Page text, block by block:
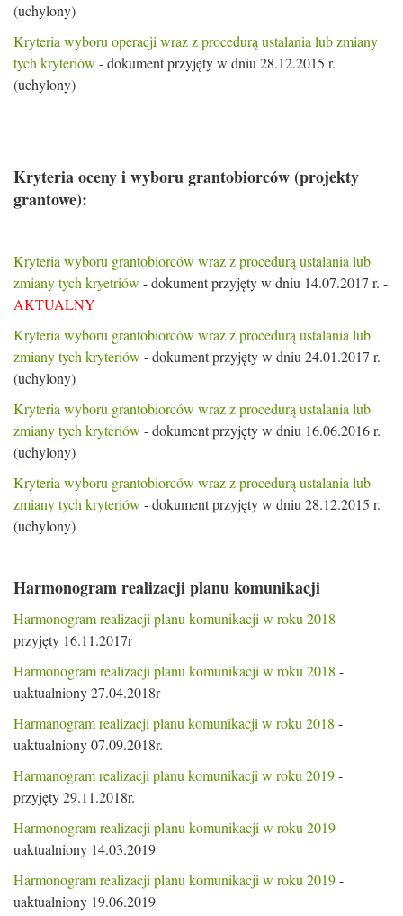
(uchylony)
Kryteria wyboru operacji wraz z procedurą ustalania lub zmiany
tych kryteriów - dokument przyjęty w dniu 28.12.2015 r.
(uchylony)
Kryteria oceny i wyboru grantobiorców (projekty
grantowe):
Kryteria wyboru grantobiorców wraz z procedurą ustalania lub
zmiany tych kryetriów - dokument przyjęty w dniu 14.07.2017 r. -
AKTUALNY
Kryteria wyboru grantobiorców wraz z procedurą ustalania lub
zmiany tych kryteriów - dokument przyjęty w dniu 24.01.2017 r.
(uchylony)
Kryteria wyboru grantobiorców wraz z procedurą ustalania lub
zmiany tych kryteriów - dokument przyjęty w dniu 16.06.2016 r.
(uchylony)
Kryteria wyboru grantobiorców wraz z procedurą ustalania lub
zmiany tych kryteriów - dokument przyjęty w dniu 28.12.2015 r.
(uchylony)
Harmonogram realizacji planu komunikacji
Harmonogram realizacji planu komunikacji w roku 2018 -
przyjęty 16.11.2017r
Harmonogram realizacji planu komunikacji w roku 2018 -
uaktualniony 27.04.2018r
Harmanogram realizacji planu komunikacji w roku 2018 -
uaktualniony 07.09.2018r.
Harmanogram realizacji planu komunikacji w roku 2019-
przyjęty 29.11.2018r.
Harmonogram realizacji planu komunikacji w roku 2019-
uaktualniony 14.03.2019
Harmonogram realizacji planu komunikacji w roku 2019-
uaktualniony 19.06.2019